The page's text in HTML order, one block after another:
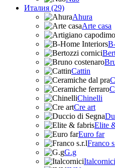
Италия (29)
Ahura
Arte casa
Cattin
Chinelli
Cre art
Elite
Euro far
Franco
G.g
Italcornici